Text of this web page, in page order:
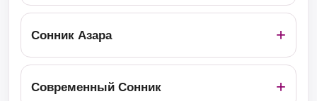
Сонник Азара
Современный Сонник